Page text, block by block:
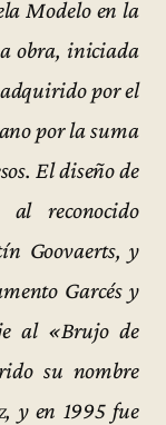
Modelo en la
obra, iniciada
por el
por la suma
El diseño de
reconocido
Goovaerts, y
Garcés y
al «Brujo de
su nombre
, y en 1995 fue